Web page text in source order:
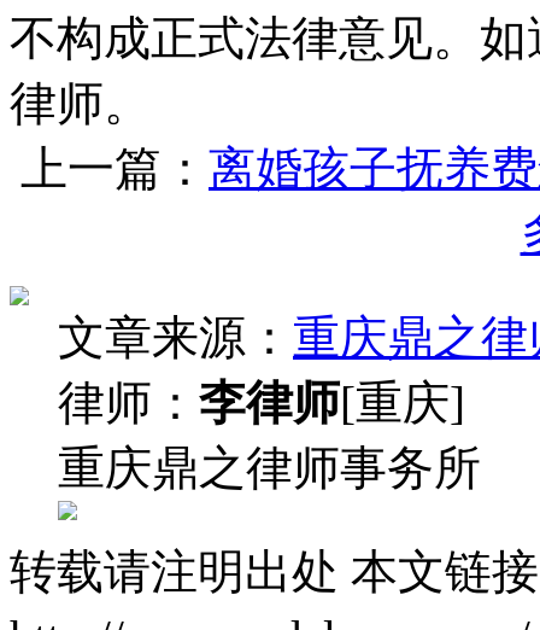
不构成正式法律意见。
律师。
上一篇： 离婚孩子抚养
文章来源： 重庆鼎之
律师： 李律师[重庆]
重庆鼎之律师事务所
转载请注明出处 本文链